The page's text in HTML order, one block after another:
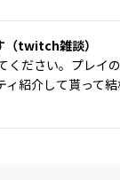
twitch雑談）
ださい。プレイ
紹介して貰って結